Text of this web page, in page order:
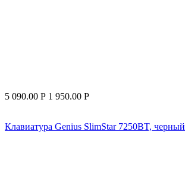
5 090.00 Р 1 950.00 Р
Клавиатура Genius SlimStar 7250BT, черный